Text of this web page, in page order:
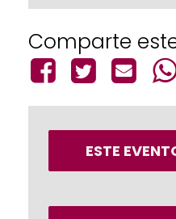
Comparte
ESTE